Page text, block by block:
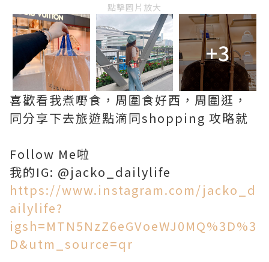
點擊圖片放大
+3
喜歡看我煮嘢食，周圍食好西，周圍逛，
同分享下去旅遊點滴同shopping 攻略就
Follow Me啦
我的IG: @jacko_dailylife
https://www.instagram.com/jacko_d
ailylife?
igsh=MTN5NzZ6eGVoeWJ0MQ%3D%3
D&utm_source=qr